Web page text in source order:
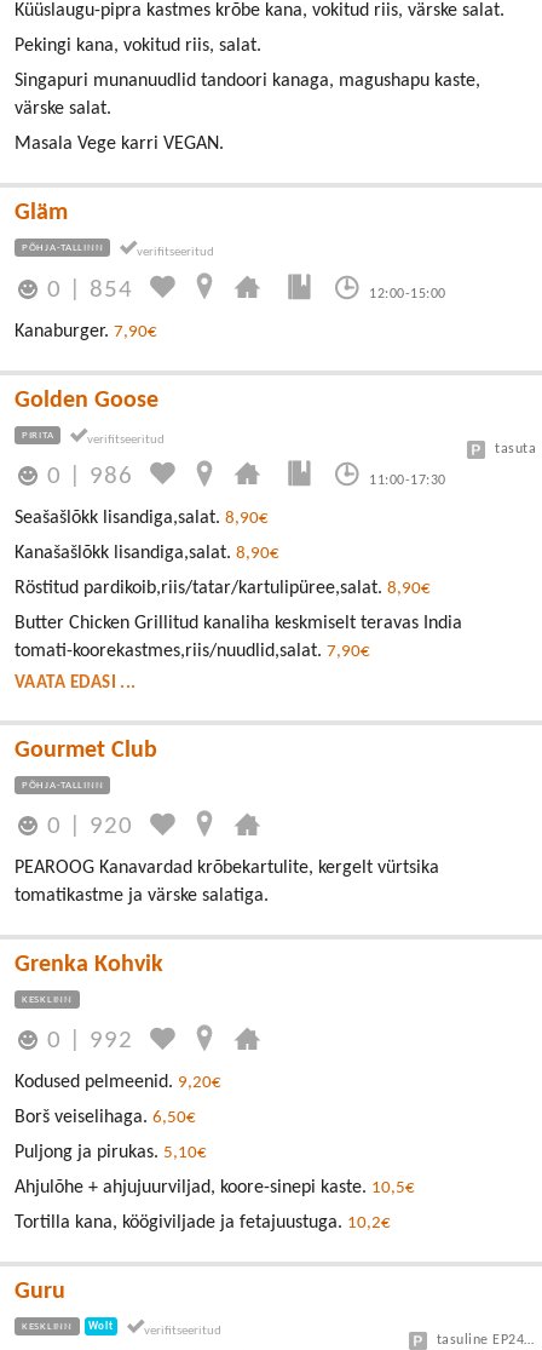
Küüslaugu-pipra kastmes krõbe kana, vokitud riis, värske salat.
Pekingi kana, vokitud riis, salat.
Singapuri munanuudlid tandoori kanaga, magushapu kaste,
värske salat.
Masala Vege karri VEGAN.
Gläm
PÕHJA-TALLINN
0 854 12:00-15:00
Kanaburger. 7,90€
Golden Goose
PIRITA
0 986 11:00-17:30
tasuta
Seašašlõkk lisandiga,salat. 8,90€
Kanašašlõkk lisandiga,salat. 8,90€
Röstitud pardikoib,riis/tatar/kartulipüree,salat. 8,90€
Butter Chicken Grillitud kanaliha keskmiselt teravas India
tomati-koorekastmes,riis/nuudlid,salat. 7,90€
VAATA EDASI ...
Gourmet Club
PÕHJA-TALLINN
0 920
PEAROOG Kanavardad krõbekartulite, kergelt vürtsika
tomatikastme ja värske salatiga.
Grenka Kohvik
KESKLINN
0 992
Kodused pelmeenid. 9,20€
Borš veiselihaga. 6,50€
Puljong ja pirukas. 5,10€
Ahjulõhe + ahjujuurviljad, koore-sinepi kaste. 10,5€
Tortilla kana, köögiviljade ja fetajuustuga. 10,2€
Guru
KESKLINN Wolt
tasuline EP24 või Vanalinn